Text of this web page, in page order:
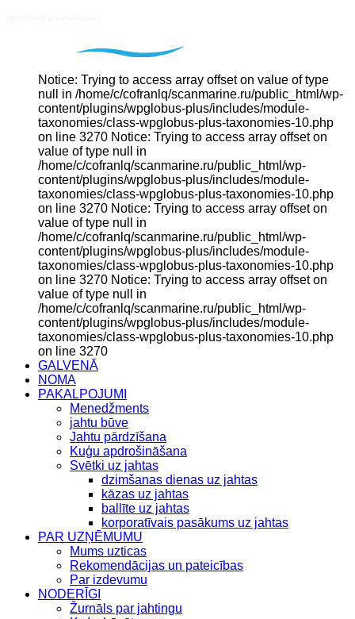
Notice: Trying to access array offset on value of type
null in /home/c/cofranlq/scanmarine.ru/public_html/wp-
content/plugins/wpglobus-plus/includes/module-
taxonomies/class-wpglobus-plus-taxonomies-10.php
on line 3270 Notice: Trying to access array offset on
value of type null in
/home/c/cofranlq/scanmarine.ru/public_html/wp-
content/plugins/wpglobus-plus/includes/module-
taxonomies/class-wpglobus-plus-taxonomies-10.php
on line 3270 Notice: Trying to access array offset on
value of type null in
/home/c/cofranlq/scanmarine.ru/public_html/wp-
content/plugins/wpglobus-plus/includes/module-
taxonomies/class-wpglobus-plus-taxonomies-10.php
on line 3270 Notice: Trying to access array offset on
value of type null in
/home/c/cofranlq/scanmarine.ru/public_html/wp-
content/plugins/wpglobus-plus/includes/module-
taxonomies/class-wpglobus-plus-taxonomies-10.php
on line 3270
GALVENĀ
NOMA
PAKALPOJUMI
Menedžments
jahtu būve
Jahtu pārdzīšana
Kuģu apdrošināšana
Svētki uz jahtas
dzimšanas dienas uz jahtas
kāzas uz jahtas
ballīte uz jahtas
korporatīvais pasākums uz jahtas
PAR UZŅĒMUMU
Mums uzticas
Rekomendācijas un pateicības
Par izdevumu
NODERĪGI
Žurnāls par jahtingu